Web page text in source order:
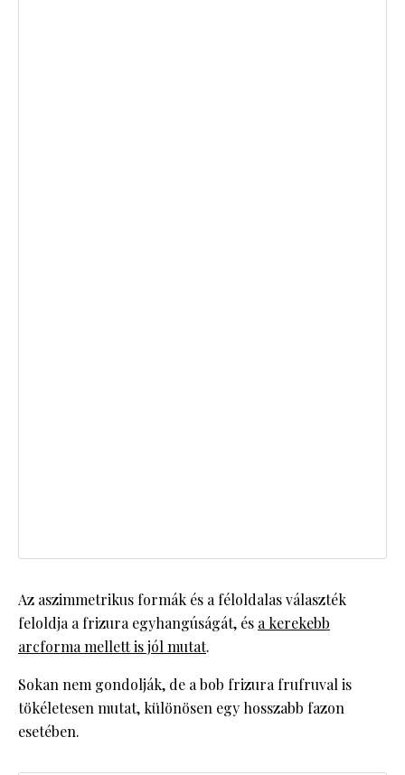
Az aszimmetrikus formák és a féloldalas választék
feloldja a frizura egyhangúságát, és a kerekebb
arcforma mellett is jól mutat.
Sokan nem gondolják, de a bob frizura frufruval is
tökéletesen mutat, különösen egy hosszabb fazon
esetében.